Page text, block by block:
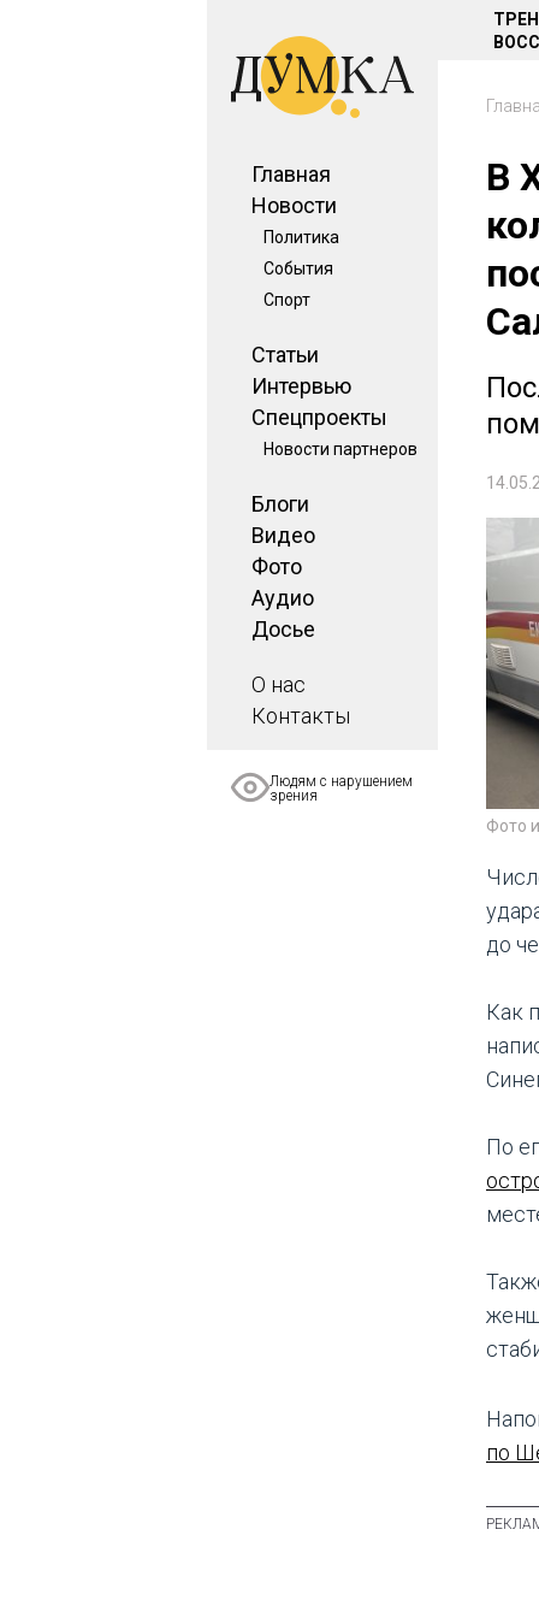
Главная
Новости
Политика
События
Спорт
Статьи
Интервью
Спецпроекты
Новости партнеров
Блоги
Видео
Фото
Аудио
Досье
О нас
Контакты
Людям с нарушением
зрения
В
Фото
до
Как
По
по